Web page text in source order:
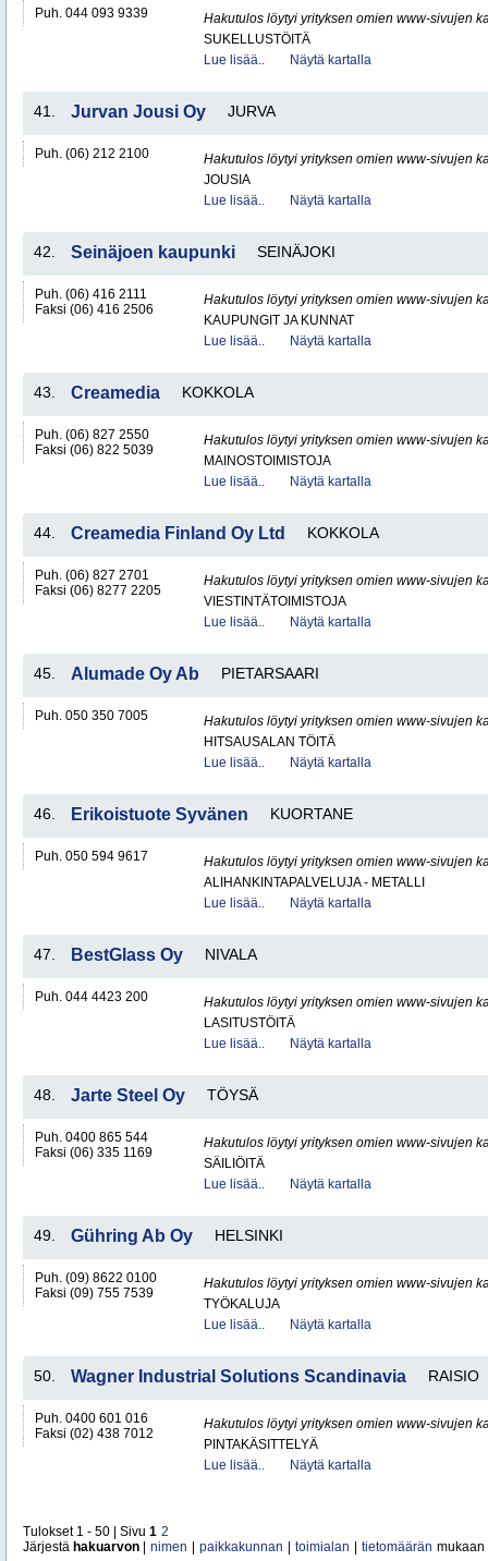
Puh. 044 093 9339
Hakutulos löytyi yrityksen omien www-sivujen
SUKELLUSTÖITÄ
Lue lisää..
Näytä kartalla
41. Jurvan Jousi Oy JURVA
Puh. (06) 212 2100
Hakutulos löytyi yrityksen omien www-sivujen
JOUSIA
Lue lisää..
Näytä kartalla
42. Seinäjoen kaupunki SEINÄJOKI
Puh. (06) 416 2111
Faksi (06) 416 2506
Hakutulos löytyi yrityksen omien www-sivujen
KAUPUNGIT JA KUNNAT
Lue lisää..
Näytä kartalla
43. Creamedia KOKKOLA
Puh. (06) 827 2550
Faksi (06) 822 5039
Hakutulos löytyi yrityksen omien www-sivujen
MAINOSTOIMISTOJA
Lue lisää..
Näytä kartalla
44. Creamedia Finland Oy Ltd KOKKOLA
Puh. (06) 827 2701
Faksi (06) 8277 2205
Hakutulos löytyi yrityksen omien www-sivujen
VIESTINTÄTOIMISTOJA
Lue lisää..
Näytä kartalla
45. Alumade Oy Ab PIETARSAARI
Puh. 050 350 7005
Hakutulos löytyi yrityksen omien www-sivujen
HITSAUSALAN TÖITÄ
Lue lisää..
Näytä kartalla
46. Erikoistuote Syvänen KUORTANE
Puh. 050 594 9617
Hakutulos löytyi yrityksen omien www-sivujen
ALIHANKINTAPALVELUJA - METALLI
Lue lisää..
Näytä kartalla
47. BestGlass Oy NIVALA
Puh. 044 4423 200
Hakutulos löytyi yrityksen omien www-sivujen
LASITUSTÖITÄ
Lue lisää..
Näytä kartalla
48. Jarte Steel Oy TÖYSÄ
Puh. 0400 865 544
Faksi (06) 335 1169
Hakutulos löytyi yrityksen omien www-sivujen
SÄILIÖITÄ
Lue lisää..
Näytä kartalla
49. Gühring Ab Oy HELSINKI
Puh. (09) 8622 0100
Faksi (09) 755 7539
Hakutulos löytyi yrityksen omien www-sivujen
TYÖKALUJA
Lue lisää..
Näytä kartalla
50. Wagner Industrial Solutions Scandinavia RAISIO
Puh. 0400 601 016
Faksi (02) 438 7012
Hakutulos löytyi yrityksen omien www-sivujen
PINTAKÄSITTELYÄ
Lue lisää..
Näytä kartalla
Tulokset 1 - 50 | Sivu 1 2
Järjestä hakuarvon nimen paikkakunnan toimialan tietomäärän mukaan